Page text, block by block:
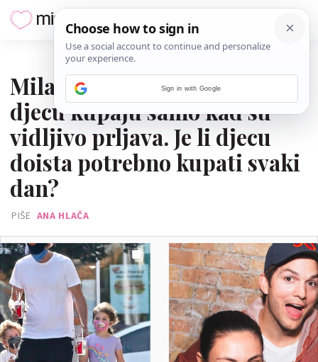
Mila Kunis i Ashton Kutcher
djecu kupaju samo kad su
vidljivo prljava. Je li djecu
doista potrebno kupati svaki
dan?
PIŠE ANA HLAČA
Sign in with Google